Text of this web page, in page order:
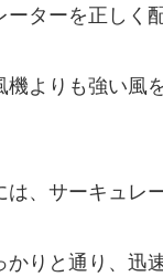
ターを正しく
よりも強い風
、サーキュレ
りと通り、迅